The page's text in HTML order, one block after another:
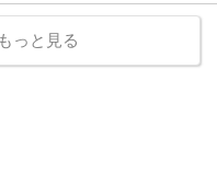
っと見る